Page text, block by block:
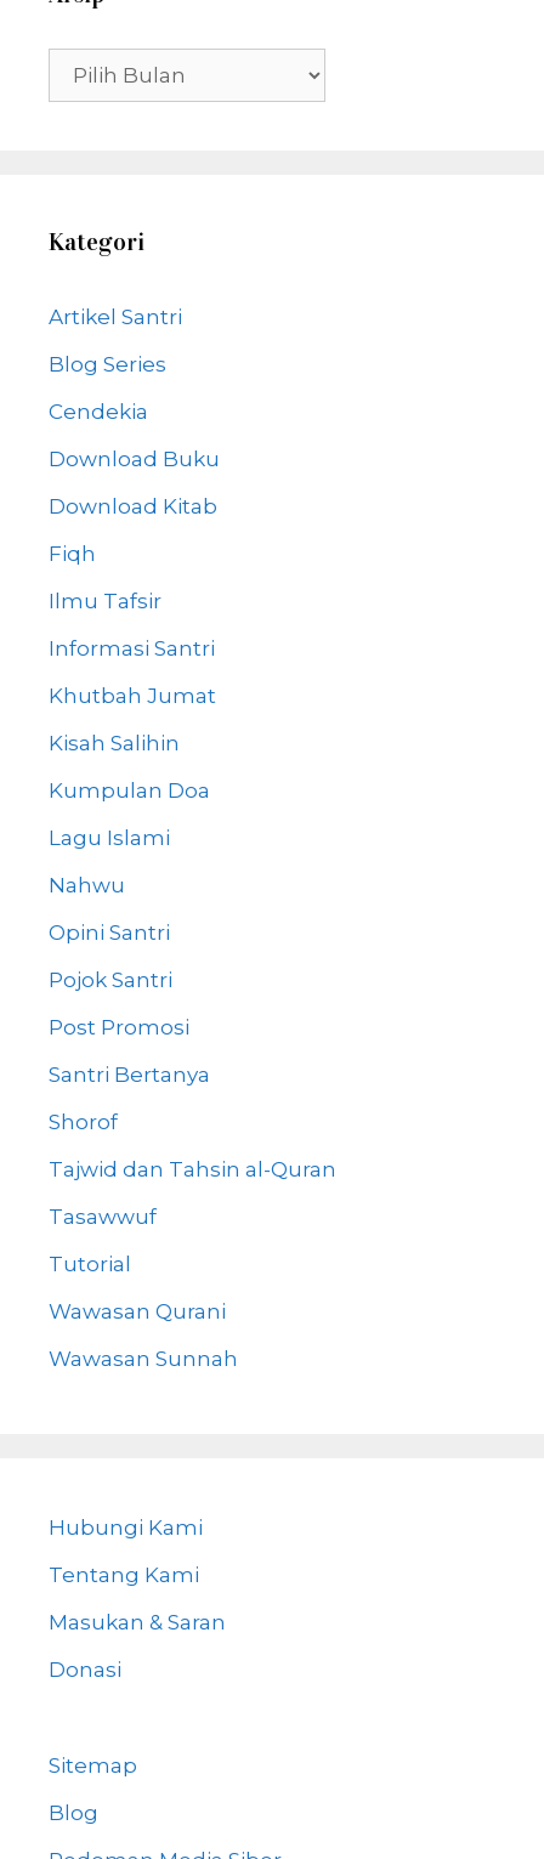
Arsip
Kategori
Artikel Santri
Blog Series
Cendekia
Download Buku
Download Kitab
Fiqh
Ilmu Tafsir
Informasi Santri
Khutbah Jumat
Kisah Salihin
Kumpulan Doa
Lagu Islami
Nahwu
Opini Santri
Pojok Santri
Post Promosi
Santri Bertanya
Shorof
Tajwid dan Tahsin al-Quran
Tasawwuf
Tutorial
Wawasan Qurani
Wawasan Sunnah
Hubungi Kami
Tentang Kami
Masukan & Saran
Donasi
Sitemap
Blog